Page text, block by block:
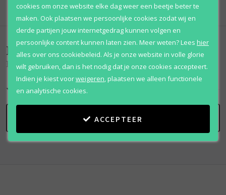
Beoordelingen (0)
Expose Unisexe
SCHRIJF BEOORDELING
cookies om onze website elke dag weer een beetje beter te
maken. Ook plaatsen we persoonlijke cookies zodat wij en
derde partijen jouw internetgedrag kunnen volgen en
persoonlijke content kunnen laten zien. Meer weten?Lees hier
alles over ons cookiebeleid. Als je onze website in volle glorie
wilt gebruiken, dan is het nodig dat je onze cookies accepteert.
Indien je kiest voorweigeren,plaatsen we alleen functionele
en analytische cookies.
ACCEPTEER